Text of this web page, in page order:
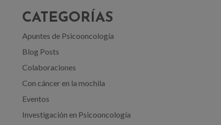
CATEGORÍAS
Apuntes de Psicooncología
Blog Posts
Colaboraciones
Con cáncer en la mochila
Eventos
Investigación en Psicooncología